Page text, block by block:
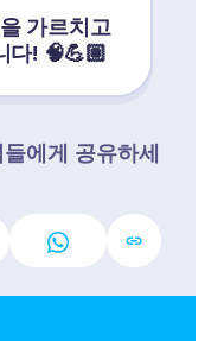
가르치고
다! 🧠💪🏽
에게 공유하세